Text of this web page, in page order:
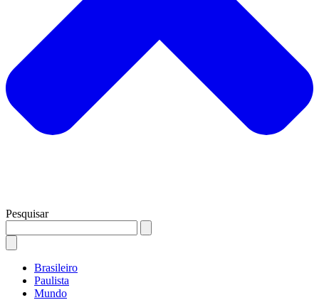
Pesquisar
Brasileiro
Paulista
Mundo